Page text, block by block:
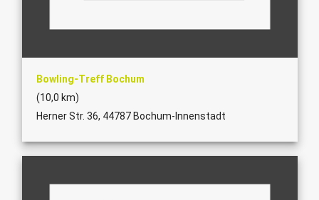
Bowling-Treff Bochum
(10,0 km)
Herner Str. 36, 44787 Bochum-Innenstadt